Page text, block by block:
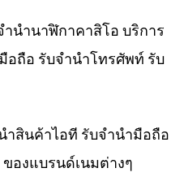
นำนาฬิกาคาสิโอ บริการ
อถือ รับจำนำโทรศัพท์ รับ
ำสินค้าไอที รับจำนำมือถือ
องแบรนด์เนมต่างๆ